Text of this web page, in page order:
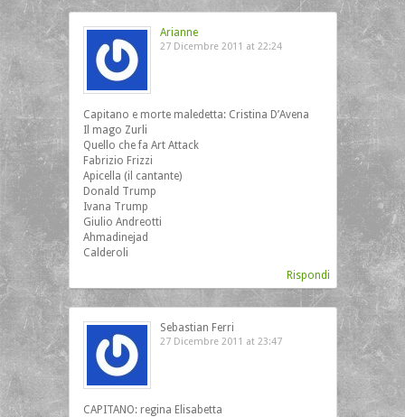
Arianne
27 Dicembre 2011 at 22:24
Capitano e morte maledetta: Cristina D’Avena
Il mago Zurli
Quello che fa Art Attack
Fabrizio Frizzi
Apicella (il cantante)
Donald Trump
Ivana Trump
Giulio Andreotti
Ahmadinejad
Calderoli
Rispondi
Sebastian Ferri
27 Dicembre 2011 at 23:47
CAPITANO: regina Elisabetta